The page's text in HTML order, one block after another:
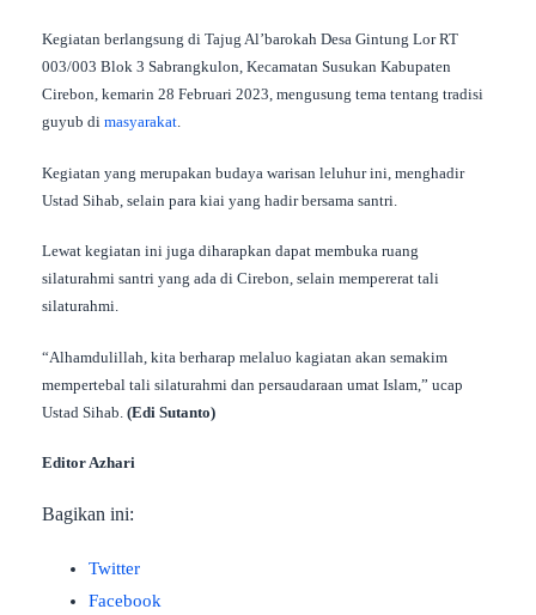
Kegiatan berlangsung di Tajug Al’barokah Desa Gintung Lor RT
003/003 Blok 3 Sabrangkulon, Kecamatan Susukan Kabupaten
Cirebon, kemarin 28 Februari 2023, mengusung tema tentang tradisi
guyub di masyarakat.
Kegiatan yang merupakan budaya warisan leluhur ini, menghadir
Ustad Sihab, selain para kiai yang hadir bersama santri.
Lewat kegiatan ini juga diharapkan dapat membuka ruang
silaturahmi santri yang ada di Cirebon, selain mempererat tali
silaturahmi.
“Alhamdulillah, kita berharap melaluo kagiatan akan semakim
mempertebal tali silaturahmi dan persaudaraan umat Islam,” ucap
Ustad Sihab. (Edi Sutanto)
Editor Azhari
Bagikan ini:
Twitter
Facebook